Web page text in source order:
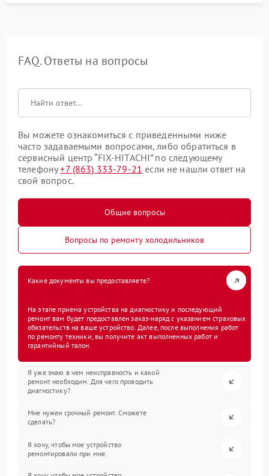
FAQ. Ответы на вопросы
Вы можете ознакомиться с приведенными ниже
часто задаваемыми вопросами, либо обратиться в
сервисный центр “FIX-HITACHI” по следующему
телефону+7 (863) 333-79-21 если не нашли ответ на
свой вопрос.
Общие вопросы
Вопросы по ремонту холодильников
Какие документы вы предоставляете?
На этапе приема устройства на диагностику и последующий
ремонт вам будет предоставлен заказ-наряд с указанием страховых
обязательств на ваше устройство. Далее, после выполнения работ
по ремонту техники, вы получите акт выполненных работ и
гарантийный талон.
Я уже знаю в чем неисправность и какой
ремонт необходим. Для чего проводить
диагностику?
Мне нужен срочный ремонт. Сможете
сделать?
Я хочу, чтобы мое устройство
ремонтировали при мне.